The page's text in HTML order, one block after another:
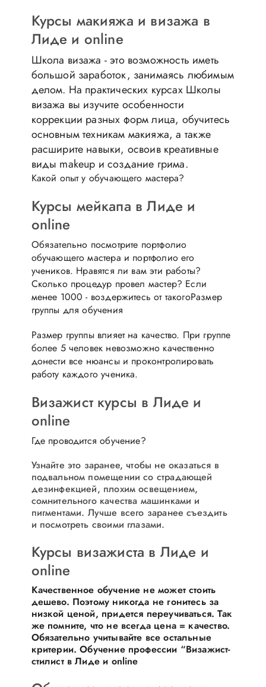
Курсы макияжа и визажа в
Лиде и online
Школа визажа - это возможность иметь
большой заработок, занимаясь любимым
делом. На практических курсах Школы
визажа вы изучите особенности
коррекции разных форм лица, обучитесь
основным техникам макияжа, а также
расширите навыки, освоив креативные
виды makeup и создание грима.
Какой опыт у обучающего мастера?
Курсы мейкапа в Лиде и
online
Обязательно посмотрите портфолио
обучающего мастера и портфолио его
учеников. Нравятся ли вам эти работы?
Сколько процедур провел мастер? Если
менее 1000 - воздержитесь от такогоРазмер
группы для обучения
Размер группы влияет на качество. При группе
более 5 человек невозможно качественно
донести все нюансы и проконтролировать
работу каждого ученика.
Визажист курсы в Лиде и
online
Где проводится обучение?
Узнайте это заранее, чтобы не оказаться в
подвальном помещении со страдающей
дезинфекцией, плохим освещением,
сомнительного качества машинками и
пигментами. Лучше всего заранее съездить
и посмотреть своими глазами.
Курсы визажиста в Лиде и
online
Качественное обучение не может стоить
дешево. Поэтому никогда не гонитесь за
низкой ценой, придется переучиваться. Так
же помните, что не всегда цена = качество.
Обязательно учитывайте все остальные
критерии. Обучение профессии “Визажист-
стилист в Лиде и online